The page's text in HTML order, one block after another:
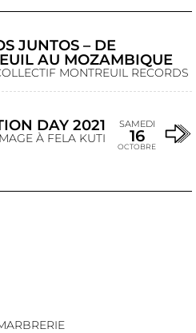
JUNTOS – DE
AU MOZAMBIQUE
MONTREUIL RECORDS
DAY 2021
À FELA KUTI
SAMEDI
16
OCTOBRE